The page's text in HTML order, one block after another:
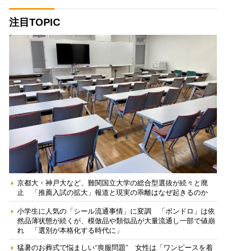
注目TOPIC
京都大・神戸大など、難関国立大学の総合型選抜が続々と廃
止 「推薦入試の拡大」報道と現実の乖離はなぜ起きるのか
小学生に人気の「シール流通事情」に変調 「ボンドロ」は依
然品薄状態が続くが、模倣品や類似品が大量流通し一部で値崩
れ 「選別が本格化する時代に」
猛暑のお葬式で悩ましい“喪服問題” 女性は「ワンピースを着